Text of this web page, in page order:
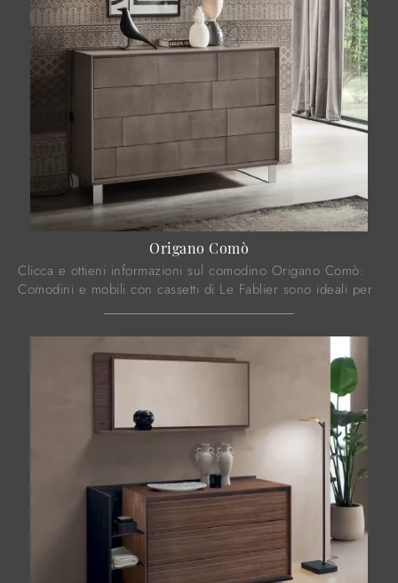
Origano Comò
Clicca e ottieni informazioni sul comodino Origano Comò:
Comodini e mobili con cassetti di Le Fablier sono ideali per